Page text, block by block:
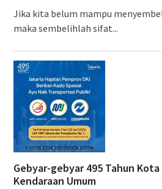
Jika kita belum mampu
maka sembelihlah sifat...
Gebyar-gebyar 495 Tahun
Kendaraan Umum